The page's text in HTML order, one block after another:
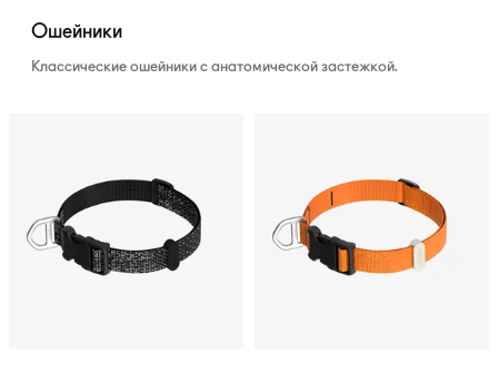
Ошейники
Классические ошейники с анатомической застежкой.